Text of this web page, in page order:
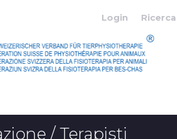
Login Ricerca
/ Terapisti